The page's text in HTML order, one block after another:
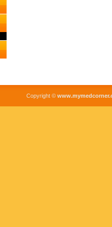
Copyright ©